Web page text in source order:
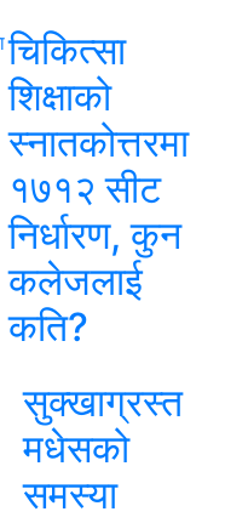
चिकित्सा
शिक्षाको
स्नातकोत्तरमा
१७१२ सीट
निर्धारण, कुन
कलेजलाई
कति?
सुक्खाग्रस्त
मधेसको
समस्या